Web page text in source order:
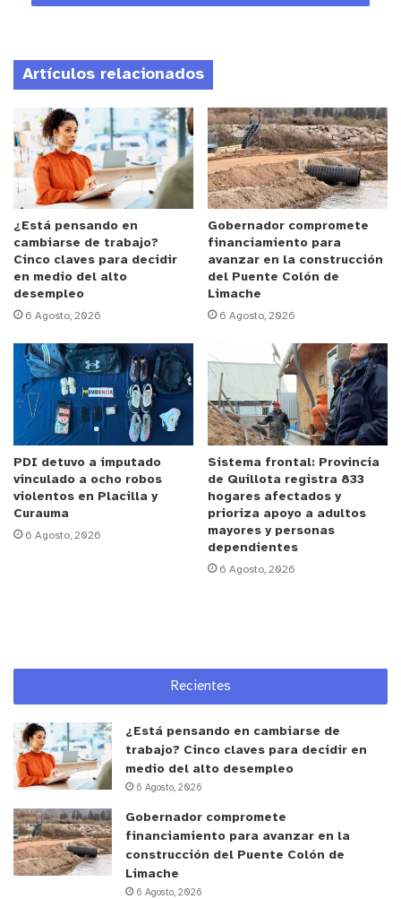
de la tenencia responsable de mascotas y facilitar
preventivos para las familias de la provincia.
La jornada comunitaria se encuentra programada
para el próximo domingo 21 de junio de 2026. Los
equipos técnicos y los puestos de atención
ambulatoria se desplegarán en la Plaza de Armas
de Quillota, iniciando las recepciones de los
usuarios a partir de las 10:00 horas y manteniendo
el servicio de forma continuada hasta el cierre de
los módulos fijado para las 18:00 horas.
La pauta de prestaciones médicas dispuesta para
las mascotas asistentes contempla intervenciones
preventivas fundamentales para el bienestar
animal y el cumplimiento de las normativas legales
vigentes en el país. Los médicos veterinarios a
cargo del procedimiento realizarán la
administración de vacunas y procesos de
Asimismo, los propietarios podrán acceder de
manera gratuita al servicio de implantación de
microchips de identificación, dispositivo
obligatorio bajo la legislación nacional para el
registro civil de mascotas. De forma
complementaria, el personal técnico ofrecerá
apoyo en labores estéticas de mantenimiento
básico, tales como el corte de uñas para caninos y
felinos.
Artículos relacionados
¿Está pensando en
cambiarse de trabajo?
Cinco claves para decidir
en medio del alto
desempleo
6 Agosto, 2026
Gobernador compromete
financiamiento para
avanzar en la construcción
del Puente Colón de
Limache
6 Agosto, 2026
PDI detuvo a imputado
vinculado a ocho robos
violentos en Placilla y
Curauma
6 Agosto, 2026
Sistema frontal: Provincia
de Quillota registra 833
hogares afectados y
prioriza apoyo a adultos
mayores y personas
dependientes
6 Agosto, 2026
Recientes
¿Está pensando en cambiarse de
trabajo? Cinco claves para decidir en
medio del alto desempleo
6 Agosto, 2026
Gobernador compromete
financiamiento para avanzar en la
construcción del Puente Colón de
Limache
6 Agosto, 2026